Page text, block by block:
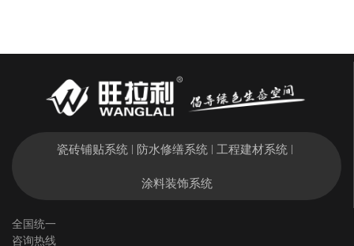
瓷砖铺贴系统 防水修缮系统 工程建材系统
涂料装饰系统
全国统一
咨询热线